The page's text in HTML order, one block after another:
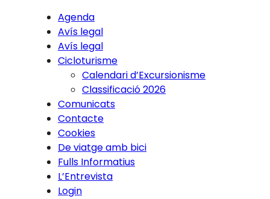
Agenda
Avís legal
Avís legal
Cicloturisme
Calendari d’Excursionisme
Classificació 2026
Comunicats
Contacte
Cookies
De viatge amb bici
Fulls Informatius
L’Entrevista
Login